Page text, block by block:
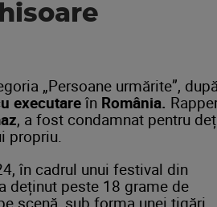
„Persoane urmărite”,
executare în România.
, a fost condamnat pentru
propriu.
în cadrul unui festival din
deținut peste 18 grame de
scenă, sub forma unei țigări